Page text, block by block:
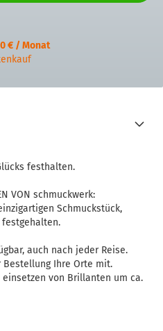
€ / Monat
festhalten.
VON schmuckwerk:
Schmuckstück,
auch nach jeder Reise.
Ihre Orte mit.
von Brillanten um ca.